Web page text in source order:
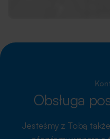
Obsługa
Jesteśmy z Tobą